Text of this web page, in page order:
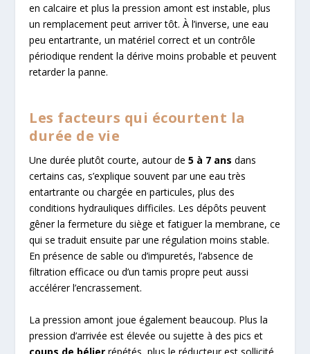
en calcaire et plus la pression amont est instable, plus
un remplacement peut arriver tôt. À l’inverse, une eau
peu entartrante, un matériel correct et un contrôle
périodique rendent la dérive moins probable et peuvent
retarder la panne.
Les facteurs qui écourtent la
durée de vie
Une durée plutôt courte, autour de5 à 7 ans dans
certains cas, s’explique souvent par une eau très
entartrante ou chargée en particules, plus des
conditions hydrauliques difficiles. Les dépôts peuvent
gêner la fermeture du siège et fatiguer la membrane, ce
qui se traduit ensuite par une régulation moins stable.
En présence de sable ou d’impuretés, l’absence de
filtration efficace ou d’un tamis propre peut aussi
accélérer l’encrassement.
La pression amont joue également beaucoup. Plus la
pression d’arrivée est élevée ou sujette à des pics et
coups de bélier répétés, plus le réducteur est sollicité